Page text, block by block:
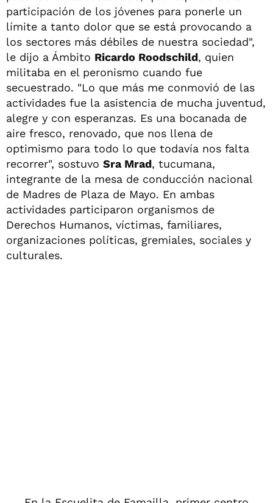
participación de los jóvenes para ponerle un
límite a tanto dolor que se está provocando a
los sectores más débiles de nuestra sociedad",
le dijo a Ámbito Ricardo Roodschild, quien
militaba en el peronismo cuando fue
secuestrado. "Lo que más me conmovió de las
actividades fue la asistencia de mucha juventud,
alegre y con esperanzas. Es una bocanada de
aire fresco, renovado, que nos llena de
optimismo para todo lo que todavía nos falta
recorrer", sostuvo Sra Mrad, tucumana,
integrante de la mesa de conducción nacional
de Madres de Plaza de Mayo. En ambas
actividades participaron organismos de
Derechos Humanos, víctimas, familiares,
organizaciones políticas, gremiales, sociales y
culturales.